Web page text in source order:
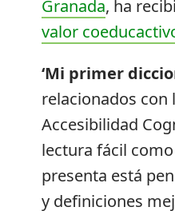
Granada, ha
valor
‘Mi primer
relacionados con
Accesibilidad
lectura fácil
presenta está
y definiciones